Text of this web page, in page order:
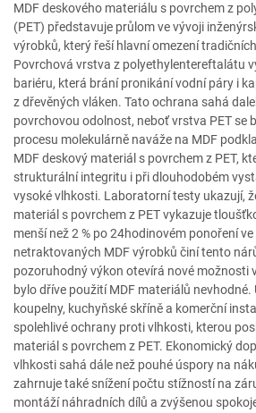
MDF deskového materiálu s povrchem z
(PET) představuje průlom ve vývoji
výrobků, který řeší hlavní omezení
Povrchová vrstva z polyethylentereftalátu
bariéru, která brání pronikání vodní páry i
z dřevěných vláken. Tato ochrana sahá
povrchovou odolnost, neboť vrstva PET se
procesu molekulárně naváže na MDF
MDF deskový materiál s povrchem z PET,
strukturální integritu i při dlouhodobém
vysoké vlhkosti. Laboratorní testy ukazují,
materiál s povrchem z PET vykazuje
menší než 2 % po 24hodinovém ponoření
netraktovaných MDF výrobků činí tento
pozoruhodný výkon otevírá nové možnosti
bylo dříve použití MDF materiálů
koupelny, kuchyňské skříně a komerční
spolehlivé ochrany proti vlhkosti, kterou
materiál s povrchem z PET. Ekonomický
vlhkosti sahá dále než pouhé úspory na
zahrnuje také snížení počtu stížností na
montáží náhradních dílů a zvýšenou